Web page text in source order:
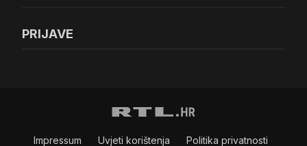
PRIJAVE
Impressum Uvjeti korištenja Politika privatnosti